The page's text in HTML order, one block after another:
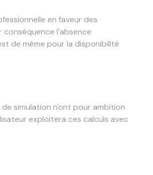
en faveur des
l'absence
de même pour la disponibilité
simulation n'ont pour ambition
exploitera ces calculs avec